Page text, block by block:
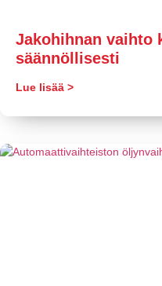
Jakohihnan vaihto
säännöllisesti
Lue lisää >